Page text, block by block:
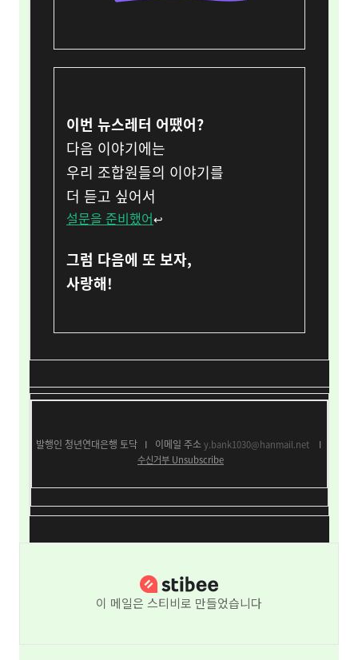
이번 뉴스레터 어땠어?
다음 이야기에는
우리 조합원들의 이야기를
더 듣고 싶어서
설문을 준비했어↩︎
그럼 다음에 또 보자,
사랑해!
발행인 청년연대은행 토닥 I 이메일 주소y.bank1030@hanmail.net
I
수신거부 Unsubscribe
이 메일은 스티비로 만들었습니다